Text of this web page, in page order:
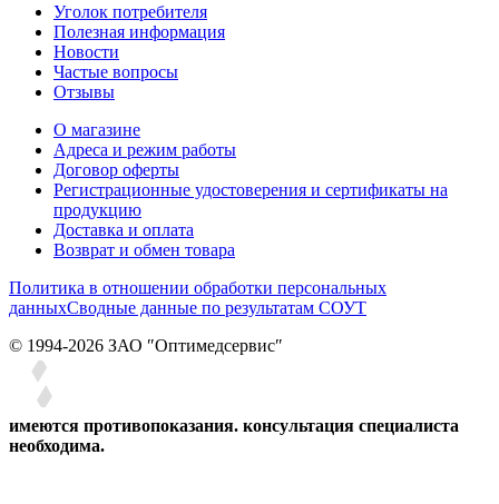
Уголок потребителя
Полезная информация
Новости
Частые вопросы
Отзывы
О магазине
Адреса и режим работы
Договор оферты
Регистрационные удостоверения и сертификаты на
продукцию
Доставка и оплата
Возврат и обмен товара
Политика в отношении обработки персональных
данныхСводные данные по результатам СОУТ
© 1994-2026 ЗАО ″Оптимедсервис″
имеются противопоказания. консультация специалиста
необходима.